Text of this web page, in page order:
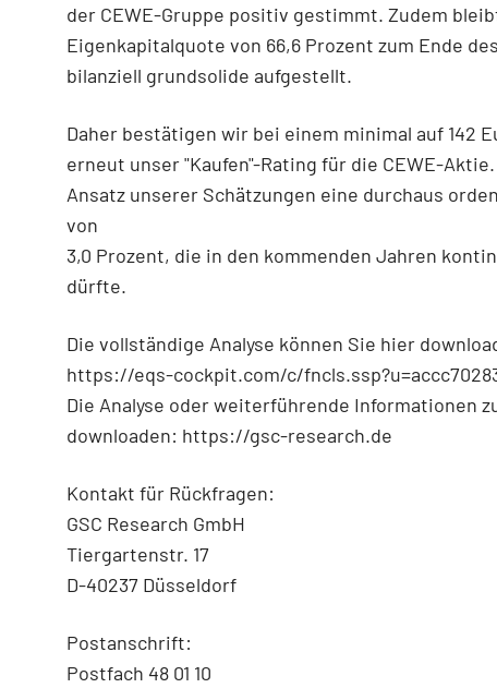
der CEWE-Gruppe positiv gestimmt. Zudem
Eigenkapitalquote von 66,6 Prozent zum Ende
bilanziell grundsolide aufgestellt.
Daher bestätigen wir bei einem minimal auf 142
erneut unser "Kaufen"-Rating für die CEWE-
Ansatz unserer Schätzungen eine durchaus
von
3,0 Prozent, die in den kommenden Jahren
dürfte.
Die vollständige Analyse können Sie hier
https://eqs-cockpit.com/c/
Die Analyse oder weiterführende Informationen
downloaden: https://gsc-research.de
Kontakt für Rückfragen:
GSC Research GmbH
Tiergartenstr. 17
D-40237 Düsseldorf
Postanschrift:
Postfach 48 01 10